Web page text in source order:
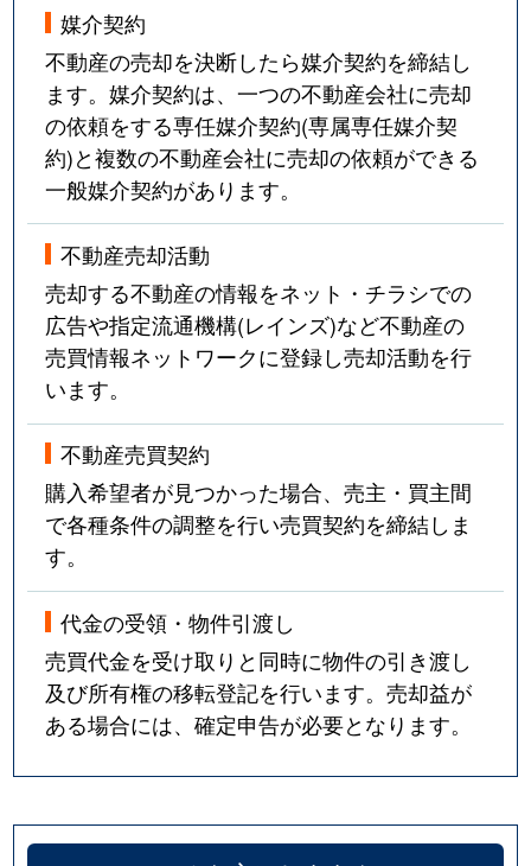
媒介契約
不動産の売却を決断したら媒介契約を締結し
ます。媒介契約は、一つの不動産会社に売却
の依頼をする専任媒介契約(専属専任媒介契
約)と複数の不動産会社に売却の依頼ができる
一般媒介契約があります。
不動産売却活動
売却する不動産の情報をネット・チラシでの
広告や指定流通機構(レインズ)など不動産の
売買情報ネットワークに登録し売却活動を行
います。
不動産売買契約
購入希望者が見つかった場合、売主・買主間
で各種条件の調整を行い売買契約を締結しま
す。
代金の受領・物件引渡し
売買代金を受け取りと同時に物件の引き渡し
及び所有権の移転登記を行います。売却益が
ある場合には、確定申告が必要となります。